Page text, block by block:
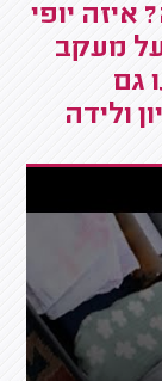
יופי
מעקב
גם
ולידה